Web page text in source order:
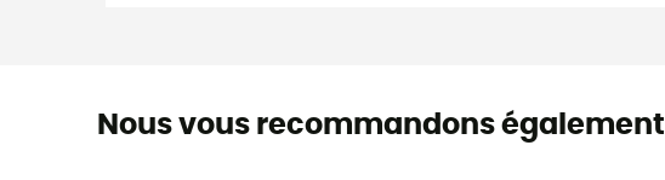
Nous vous recommandons également